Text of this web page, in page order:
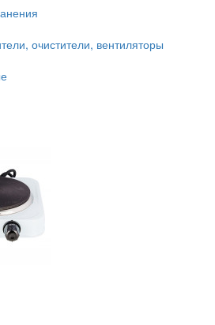
очистители, вентиляторы